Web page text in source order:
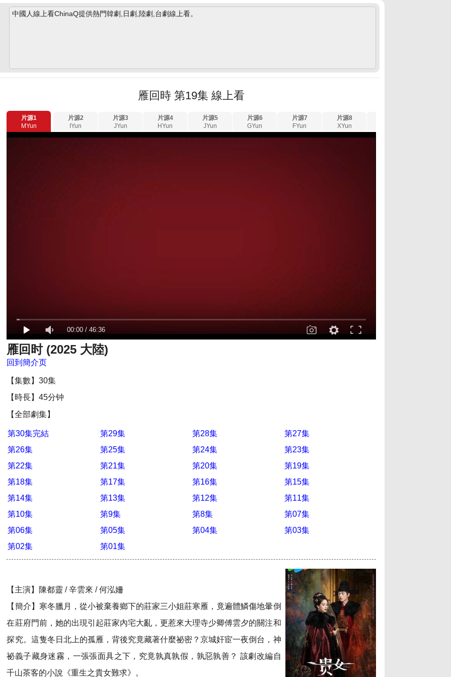
中國人線上看ChinaQ提供熱門韓劇,日劇,陸劇,台劇線上看。
雁回時 第19集 線上看
片源1
MYun
片源2
IYun
片源3
JYun
片源4
HYun
片源5
JYun
片源6
GYun
片源7
FYun
片源8
XYun
00:00 /46:36
雁回时 (2025 大陸)
回到簡介页
【集數】30集
【時長】45分钟
【全部劇集】
第30集完結 第29集 第28集
第27集
第26集
第25集 第24集
第23集
第22集
第21集 第20集
第19集
第18集
第17集 第16集
第15集
第14集
第13集 第12集
第11集
第10集
第9集 第8集
第07集
第06集
第05集 第04集
第03集
第02集
第01集
【主演】陳都靈 / 辛雲來 / 何泓姍
【簡介】寒冬臘月，從小被棄養鄉下的莊家三小姐莊寒雁，竟遍體鱗傷地暈倒
在莊府門前，她的出現引起莊家內宅大亂，更惹來大理寺少卿傅雲夕的關注和
探究。這隻冬日北上的孤雁，背後究竟藏著什麼祕密？京城奸宦一夜倒台，神
祕義子藏身迷霧，一張張面具之下，究竟孰真孰假，孰惡孰善？ 該劇改編自
千山茶客的小說《重生之貴女難求》。